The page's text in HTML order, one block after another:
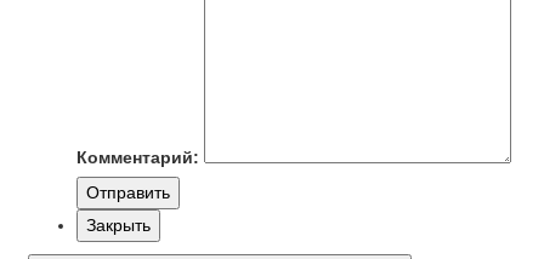
Комментарий:
Отправить
Закрыть